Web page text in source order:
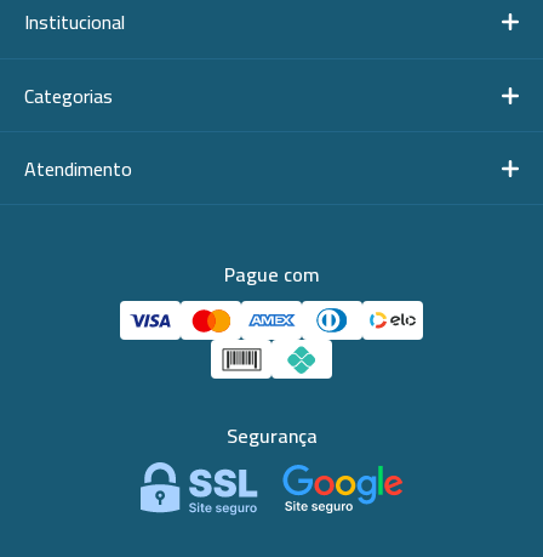
Institucional
Categorias
Atendimento
Pague com
Segurança